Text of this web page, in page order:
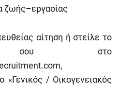
ζωής–εργασίας
αίτηση ή στείλε το
σου στο
,
«Γενικός / Οικογενειακός